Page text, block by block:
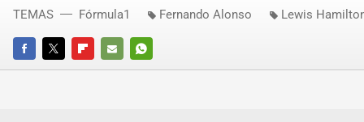
FACEBOOKTWITTERFLIPBOARD
E-
WHATSAPP
TEMAS Fórmula1 Fernando Alonso Lewis